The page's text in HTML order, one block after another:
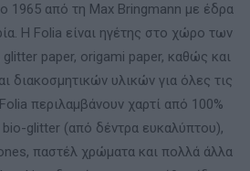
1965 από τη Max Bringmann με έδρα
Η Folia είναι ηγέτης στο χώρο των
paper, origami paper, καθώς και
διακοσμητικών υλικών για όλες τις
περιλαμβάνουν χαρτί από 100%
glitter (από δέντρα ευκαλύπτου),
παστέλ χρώματα και πολλά άλλα